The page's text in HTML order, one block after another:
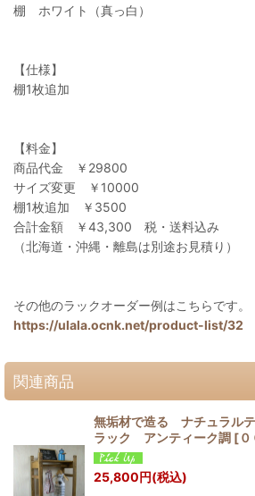
棚 ホワイト（真っ白）
【仕様】
棚1枚追加
【料金】
商品代金 ￥29800
サイズ変更 ￥10000
棚1枚追加 ￥3500
合計金額 ￥43,300 税・送料込み
（北海道・沖縄・離島は別途お見積り）
その他のラックオーダー例はこちらです。
https://ulala.ocnk.net/product-list/32
関連商品
無垢材で造る ナチュラル
ラック アンティーク調 [
25,800円(税込)